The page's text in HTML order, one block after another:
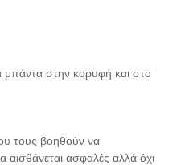
μπάντα στην κορυφή και στο
τους βοηθούν να
ασφαλές αλλά όχι